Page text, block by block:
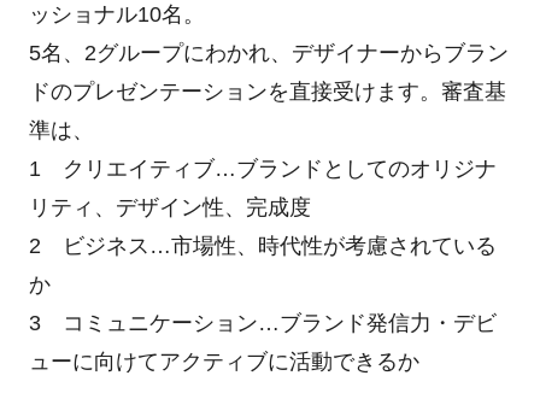
ッショナル10名。
5名、2グループにわかれ、デザイナーからブラン
ドのプレゼンテーションを直接受けます。審査基
準は、
1 クリエイティブ…ブランドとしてのオリジナ
リティ、デザイン性、完成度
2 ビジネス…市場性、時代性が考慮されている
か
3 コミュニケーション…ブランド発信力・デビ
ューに向けてアクティブに活動できるか